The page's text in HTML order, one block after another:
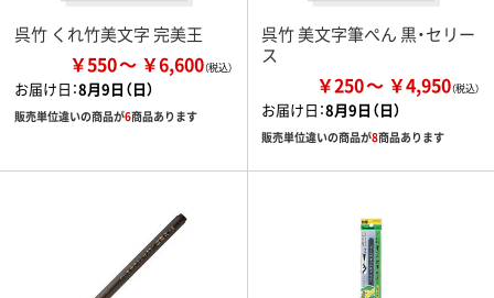
呉竹 くれ竹美文字 完美王
￥550 ￥6,600
お届け日：8月9日（日）
販売単位違いの商品が6商品あります
呉竹 美文字筆ぺん 黒・セリー
ス
￥250 ￥4,950
お届け日：8月9日（日）
販売単位違いの商品が8商品あります